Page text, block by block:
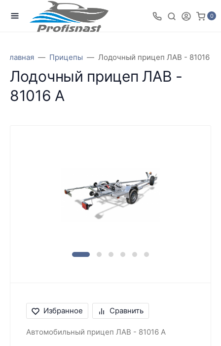
0
Главная Прицепы Лодочный прицеп ЛАВ - 81016 А
Лодочный прицеп ЛАВ -
81016 А
Избранное Сравнить
Автомобильный прицеп ЛАВ - 81016 А